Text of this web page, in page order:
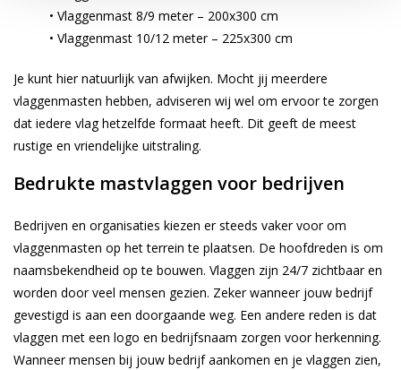
• Vlaggenmast 8/9 meter – 200x300 cm
• Vlaggenmast 10/12 meter – 225x300 cm
Je kunt hier natuurlijk van afwijken. Mocht jij meerdere
vlaggenmasten hebben, adviseren wij wel om ervoor te zorgen
dat iedere vlag hetzelfde formaat heeft. Dit geeft de meest
rustige en vriendelijke uitstraling.
Bedrukte mastvlaggen voor bedrijven
Bedrijven en organisaties kiezen er steeds vaker voor om
vlaggenmasten op het terrein te plaatsen. De hoofdreden is om
naamsbekendheid op te bouwen. Vlaggen zijn 24/7 zichtbaar en
worden door veel mensen gezien. Zeker wanneer jouw bedrijf
gevestigd is aan een doorgaande weg. Een andere reden is dat
vlaggen met een logo en bedrijfsnaam zorgen voor herkenning.
Wanneer mensen bij jouw bedrijf aankomen en je vlaggen zien,